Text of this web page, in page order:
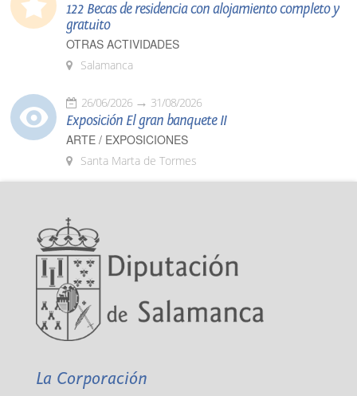
122 Becas de residencia con alojamiento completo y
gratuito
OTRAS ACTIVIDADES
Salamanca
26/06/2026 31/08/2026
Exposición El gran banquete II
ARTE / EXPOSICIONES
Santa Marta de Tormes
La Corporación